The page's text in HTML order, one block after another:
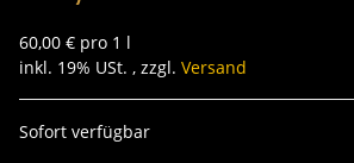
60,00 € pro 1 l
inkl. 19% USt. , zzgl. Versand
Sofort verfügbar